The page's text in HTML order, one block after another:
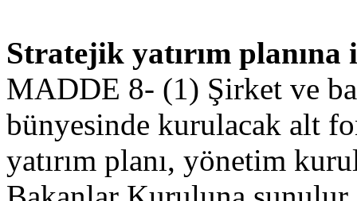
Stratejik yatırım planına
MADDE 8- (1) Şirket ve
bünyesinde kurulacak alt
yatırım planı, yönetim